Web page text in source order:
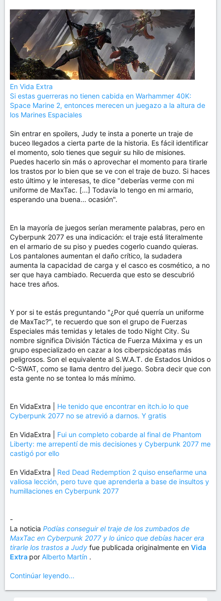
En Vida Extra
Si estas guerreras no tienen cabida en Warhammer 40K:
Space Marine 2, entonces merecen un juegazo a la altura de
los Marines Espaciales
Sin entrar en spoilers, Judy te insta a ponerte un traje de
buceo llegados a cierta parte de la historia. Es fácil identificar
el momento, solo tienes que seguir su hilo de misiones.
Puedes hacerlo sin más o aprovechar el momento para tirarle
los trastos por lo bien que se ve con el traje de buzo. Si haces
esto último y le interesas, te dice "deberías verme con mi
uniforme de MaxTac. [...] Todavía lo tengo en mi armario,
esperando una buena... ocasión".
En la mayoría de juegos serían meramente palabras, pero en
Cyberpunk 2077 es una indicación: el traje está literalmente
en el armario de su piso y puedes cogerlo cuando quieras.
Los pantalones aumentan el daño crítico, la sudadera
aumenta la capacidad de carga y el casco es cosmético, a no
ser que haya cambiado. Recuerda que esto se descubrió
hace tres años.
Y por si te estás preguntando "¿Por qué querría un uniforme
de MaxTac?", te recuerdo que son el grupo de Fuerzas
Especiales más temidas y letales de todo Night City. Su
nombre significa División Táctica de Fuerza Máxima y es un
grupo especializado en cazar a los ciberpsicópatas más
peligrosos. Son el equivalente al S.W.A.T. de Estados Unidos o
C-SWAT, como se llama dentro del juego. Sobra decir que con
esta gente no se tontea lo más mínimo.
En VidaExtra | He tenido que encontrar en itch.io lo que
Cyberpunk 2077 no se atrevió a darnos. Y gratis
En VidaExtra | Fui un completo cobarde al final de Phantom
Liberty: me arrepentí de mis decisiones y Cyberpunk 2077 me
castigó por ello
En VidaExtra | Red Dead Redemption 2 quiso enseñarme una
valiosa lección, pero tuve que aprenderla a base de insultos y
humillaciones en Cyberpunk 2077
-
La noticia Podías conseguir el traje de los zumbados de
MaxTac en Cyberpunk 2077 y lo único que debías hacer era
tirarle los trastos a Judy fue publicada originalmente en Vida
Extra por Alberto Martín .
Continúar leyendo...